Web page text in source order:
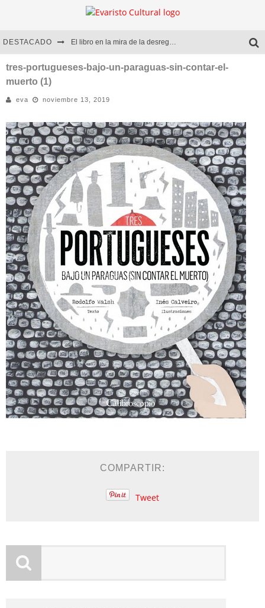
DESTACADO El libro en la mira de la desregulación
Marcelo Rubio | El llovedor
tres-portugueses-bajo-un-paraguas-sin-contar-el-
muerto (1)
eva noviembre 13, 2019
COMPARTIR:
Tweet